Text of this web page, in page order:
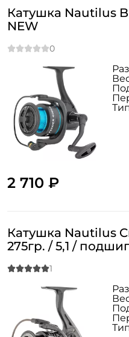
Катушка Nautilus
NEW
2 710 ₽
Катушка Nautilus
275гр. / 5,1 /